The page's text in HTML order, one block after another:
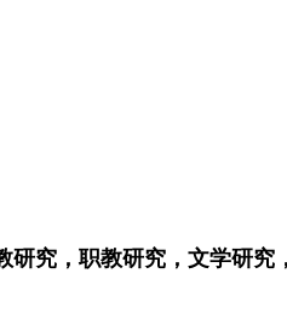
究，职教研究，文学研究